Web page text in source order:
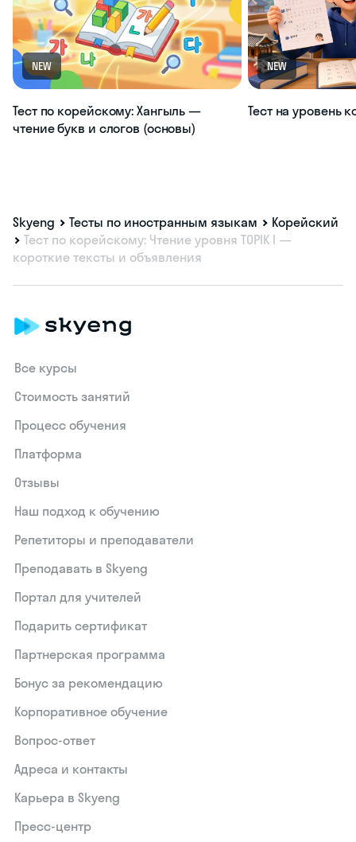
NEW
Тест по корейскому: Хангыль —
чтение букв и слогов (основы)
NEW
Тест на уровень
Skyeng Тесты по иностранным языкам
Корейский
Тест по корейскому: Чтение уровня TOPIK I —
короткие тексты и объявления
Все курсы
Стоимость занятий
Процесс обучения
Платформа
Отзывы
Наш подход к обучению
Репетиторы и преподаватели
Преподавать в Skyeng
Портал для учителей
Подарить сертификат
Партнерская программа
Бонус за рекомендацию
Корпоративное обучение
Вопрос-ответ
Адреса и контакты
Карьера в Skyeng
Пресс-центр